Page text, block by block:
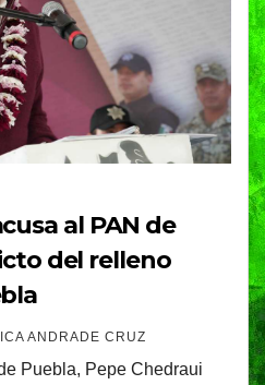
al PAN de
del relleno
ANDRADE CRUZ
Puebla, Pepe Chedraui